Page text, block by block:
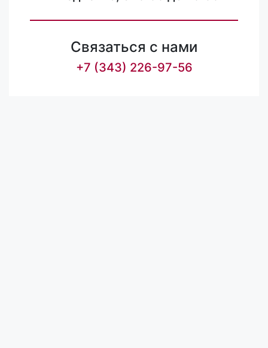
Связаться с нами
+7 (343) 226-97-56